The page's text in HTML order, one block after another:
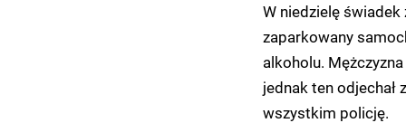
W niedzielę świadek
zaparkowany
alkoholu.
jednak ten odjechał
wszystkim policję.